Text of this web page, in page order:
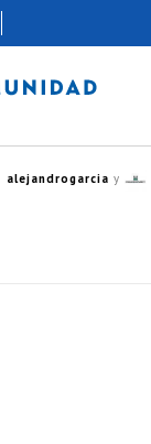
alejandrogarcia y